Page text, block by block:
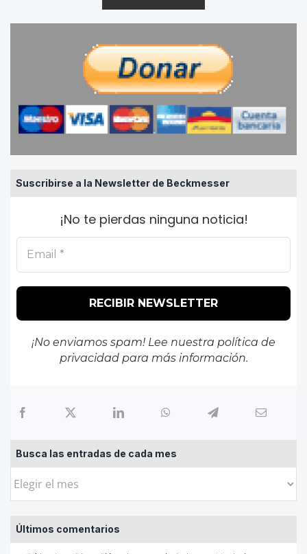
Suscribirse a la Newsletter de Beckmesser
¡No te pierdas ninguna noticia!
¡No enviamos spam! Lee nuestra política de
privacidadpara más información.
Busca las entradas de cada mes
Busca
entradas
de
Últimos comentarios